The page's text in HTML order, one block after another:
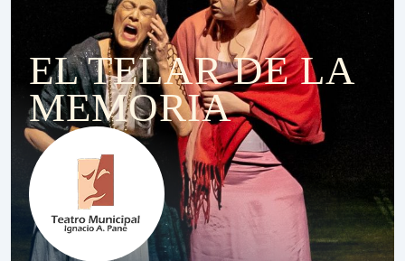
EL TELAR DE LA
MEMORIA